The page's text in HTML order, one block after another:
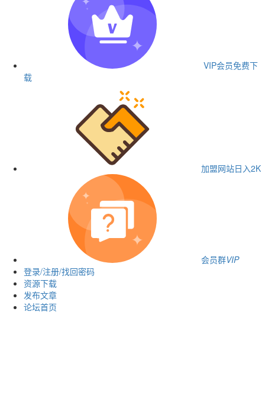
VIP会员免费下
载
加盟网站日入2K
会员群VIP
登录/注册/找回密码
资源下载
发布文章
论坛首页